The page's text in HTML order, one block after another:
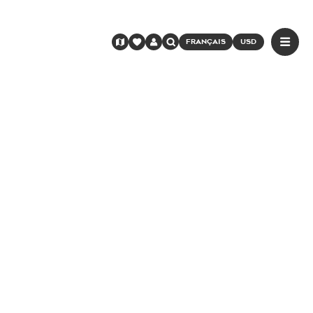
FRANÇAIS USD